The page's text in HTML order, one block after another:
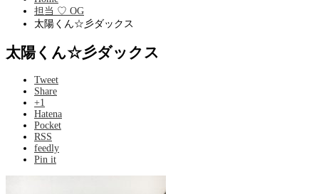
担当 ♡ OG
太陽くん☆彡ダックス
太陽くん☆彡ダックス
Tweet
Share
+1
Hatena
Pocket
RSS
feedly
Pin it